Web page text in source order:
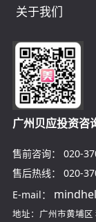
关于我们
广州贝应投资咨
售前咨询： 020-
售后热线：
020-
E-mail：
地址：广州市黄埔区